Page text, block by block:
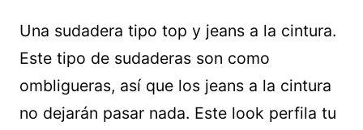
Una sudadera tipo top y jeans a la cintura.
Este tipo de sudaderas son como
ombligueras, así que los jeans a la cintura
no dejarán pasar nada. Este look perfila tu